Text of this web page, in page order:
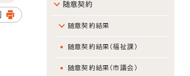
随意契約
随意契約結果
随意契約結果（福祉課）
随意契約結果（市議会）